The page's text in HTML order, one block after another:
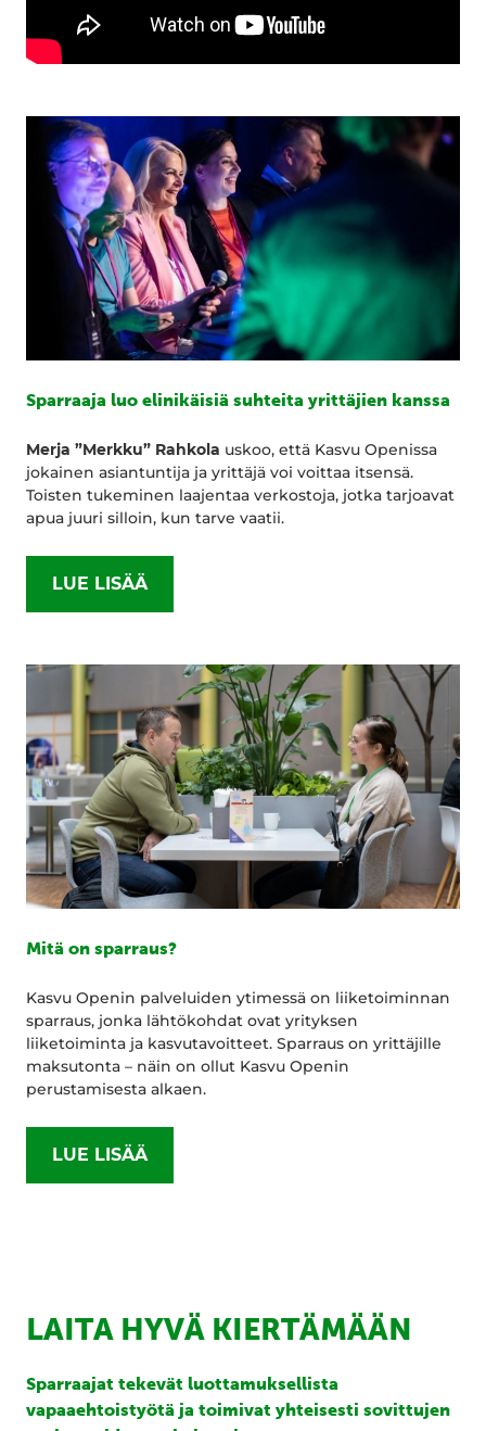
Sparraaja luo elinikäisiä suhteita yrittäjien kanssa
Merja ”Merkku” Rahkola uskoo, että Kasvu Openissa
jokainen asiantuntija ja yrittäjä voi voittaa itsensä.
Toisten tukeminen laajentaa verkostoja, jotka tarjoavat
apua juuri silloin, kun tarve vaatii.
LUE LISÄÄ
Mitä on sparraus?
Kasvu Openin palveluiden ytimessä on liiketoiminnan
sparraus, jonka lähtökohdat ovat yrityksen
liiketoiminta ja kasvutavoitteet. Sparraus on yrittäjille
maksutonta – näin on ollut Kasvu Openin
perustamisesta alkaen.
LUE LISÄÄ
LAITA HYVÄ KIERTÄMÄÄN
Sparraajat tekevät luottamuksellista
vapaaehtoistyötä ja toimivat yhteisesti sovittujen